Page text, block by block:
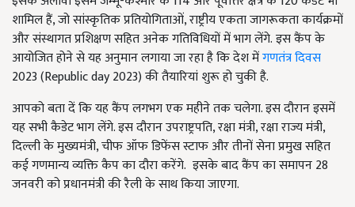
शामिल हैं, जो सांस्कृतिक प्रतियोगिताओं, राष्ट्रीय एकता जागरूकता कार्यक्रमों
और संस्थागत प्रशिक्षण सहित अनेक गतिविधियों में भाग लेंगे. इस कैंप के
आयोजित होने से यह अनुमान लगाया जा रहा है कि देश मेंगणतंत्र दिवस
2023 (Republic day 2023) की तैयारियां शुरू हो चुकी है.
आपको बता दें कि यह कैंप लगभग एक महीने तक चलेगा. इस दौरान इसमें
यह सभी कैडेट भाग लेंगे. इस दौरान उपराष्ट्रपति, रक्षा मंत्री, रक्षा राज्य मंत्री,
दिल्ली के मुख्यमंत्री, चीफ ऑफ डिफेंस स्टाफ और तीनों सेना प्रमुख सहित
कई गणमान्य व्यक्ति कैप का दौरा करेंगे. इसके बाद कैंप का समापन 28
जनवरी को प्रधानमंत्री की रैली के साथ किया जाएगा.